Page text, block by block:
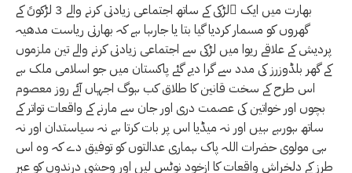
بھارت میں ایک ٌلڑکی کے ساتھ اجتماعی زیادتی کرنے والے 3 لڑکوںً کے
گھروں کو مسمار کردیا گیا بتا یا جارہا ہے کہ بھارتی ریاست مدھیہ
پردیش کے علاقے ریوا میں لڑکی سے اجتماعی زیادتی کرنے والے تین ملزموں
کے گھر بلڈوزرز کی مدد سے گرا دیے گئے پاکستان میں جو اسلامی ملک ہے
اس طرح کے سخت قانین کا طلاق کب ہوگ اجہاں آئے روز معصوم
بچوں اور خواتین کی عصمت دری اور جان سے مارنے کے واقعات تواتر کے
ساتھ ہورہے ہیں اور نہ میڈیا اس پر بات کرتا ہے نہ سیاستدان اور نہ
ہی مولوی حضرات اللہ پاک ہماری عدالتوں کو توفیق دے کہ وہ اس
طرز کے دلخراش واقعات کا ازخود نوٹس لیں اور وحشی درندوں کو عبر